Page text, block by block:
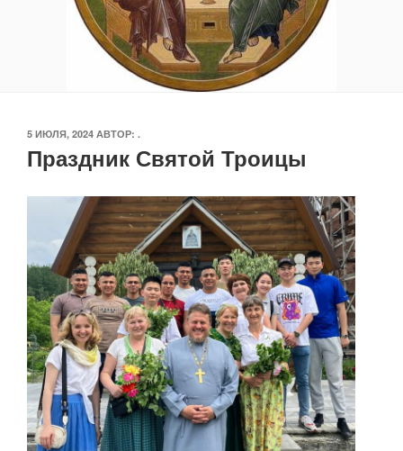
ОПУБЛИКОВАНО
5 ИЮЛЯ, 2024 АВТОР: .
Праздник Святой Троицы